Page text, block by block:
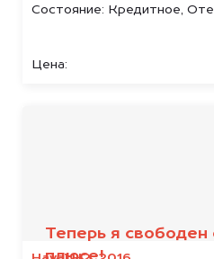
Состояние: Кредитное,
Цена:
Теперь я